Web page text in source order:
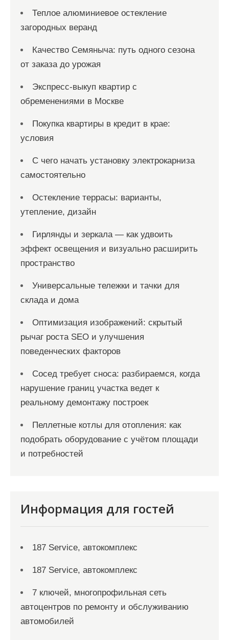
Теплое алюминиевое остекление
загородных веранд
Качество Семяныча: путь одного сезона
от заказа до урожая
Экспресс-выкуп квартир с
обременениями в Москве
Покупка квартиры в кредит в крае:
условия
С чего начать установку электрокарниза
самостоятельно
Остекление террасы: варианты,
утепление, дизайн
Гирлянды и зеркала — как удвоить
эффект освещения и визуально расширить
пространство
Универсальные тележки и тачки для
склада и дома
Оптимизация изображений: скрытый
рычаг роста SEO и улучшения
поведенческих факторов
Сосед требует сноса: разбираемся, когда
нарушение границ участка ведет к
реальному демонтажу построек
Пеллетные котлы для отопления: как
подобрать оборудование с учётом площади
и потребностей
Информация для гостей
187 Service, автокомплекс
187 Service, автокомплекс
7 ключей, многопрофильная сеть
автоцентров по ремонту и обслуживанию
автомобилей